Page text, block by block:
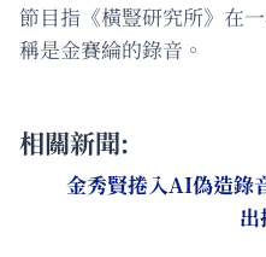
節目指《橫豎研究所》在
稱是金賽綸的錄音。
相關新聞:
金秀賢捲入AI偽造錄